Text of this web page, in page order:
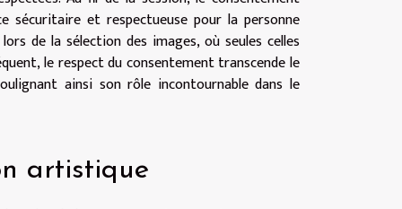
sécuritaire et respectueuse pour la personne
de la sélection des images, où seules celles
le respect du consentement transcende le
ainsi son rôle incontournable dans le
artistique